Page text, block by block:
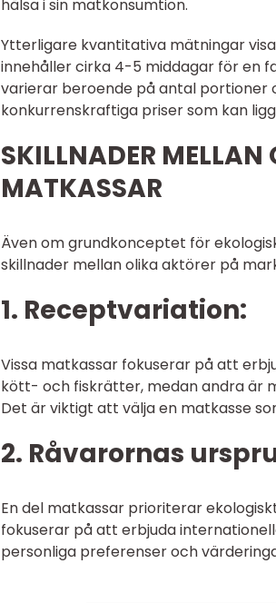
hälsa i sin matkonsumtion.
Ytterligare kvantitativa mätningar
innehåller cirka 4-5 middagar för en
varierar beroende på antal portioner
konkurrenskraftiga priser som kan
SKILLNADER
MATKASSAR
Även om grundkonceptet för
skillnader mellan olika aktörer på
1. Receptvariation:
Vissa matkassar fokuserar på att
kött- och fiskrätter, medan andra är
Det är viktigt att välja en matkasse
2. Råvarornas
En del matkassar prioriterar
fokuserar på att erbjuda
personliga preferenser och